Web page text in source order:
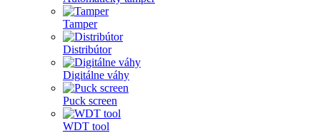
Tamper
Distribútor
Digitálne váhy
Puck screen
WDT tool